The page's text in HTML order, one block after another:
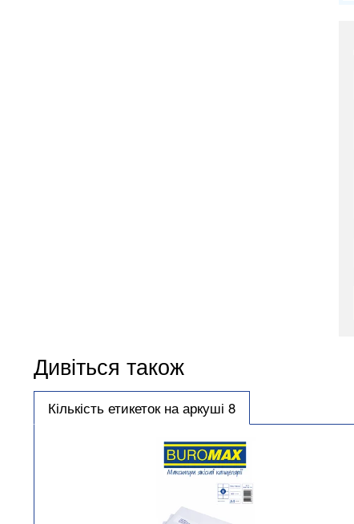
Дивіться також
Кількість етикеток на аркуші 8